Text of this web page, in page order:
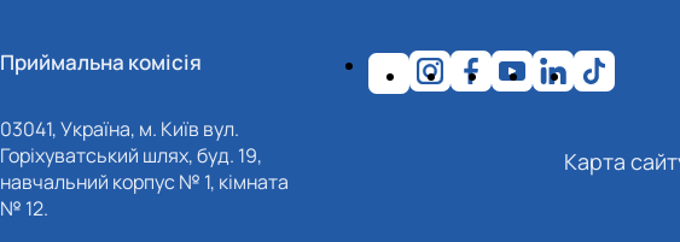
Приймальна комісія
03041, Україна, м. Київ вул.
Горіхуватський шлях, буд. 19,
навчальний корпус № 1, кімната
№ 12.
Карта